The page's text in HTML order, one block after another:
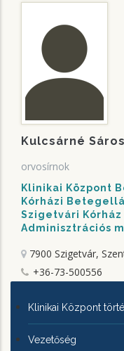
Kulcsárné
orvosírnok
Klinikai Központ
Kórházi
Szigetvári Kórház
Adminisztrációs
7900 Szigetvár,
+36-73-500556
KLINIKAI
KÖZPONTRÓL
Klinikai Központ
Vezetőség